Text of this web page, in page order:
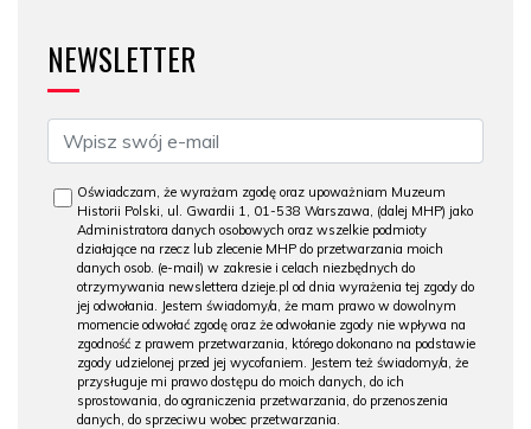
NEWSLETTER
Oświadczam, że wyrażam zgodę oraz upoważniam Muzeum
Historii Polski, ul. Gwardii 1, 01-538 Warszawa, (dalej MHP) jako
Administratora danych osobowych oraz wszelkie podmioty
działające na rzecz lub zlecenie MHP do przetwarzania moich
danych osob. (e-mail) w zakresie i celach niezbędnych do
otrzymywania newslettera dzieje.pl od dnia wyrażenia tej zgody do
jej odwołania. Jestem świadomy/a, że mam prawo w dowolnym
momencie odwołać zgodę oraz że odwołanie zgody nie wpływa na
zgodność z prawem przetwarzania, którego dokonano na podstawie
zgody udzielonej przed jej wycofaniem. Jestem też świadomy/a, że
przysługuje mi prawo dostępu do moich danych, do ich
sprostowania, do ograniczenia przetwarzania, do przenoszenia
danych, do sprzeciwu wobec przetwarzania.